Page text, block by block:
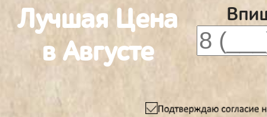
Лучшая Цена
в Августе